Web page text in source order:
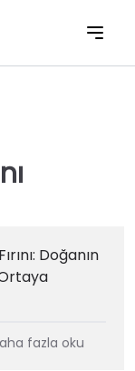
Doğanın
fazla oku